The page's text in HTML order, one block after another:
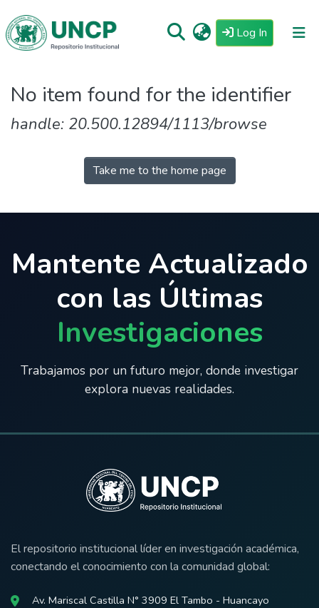
Log In (current)
Repositorio
Estadisticas
No item found for the identifier
handle: 20.500.12894/1113/browse
Take me to the home page
Mantente Actualizado
con las Últimas
Investigaciones
Trabajamos por un futuro mejor, donde investigar
explora nuevas realidades.
El repositorio institucional líder en investigación académica,
conectando el conocimiento con la comunidad global:
Av. Mariscal Castilla N° 3909 El Tambo - Huancayo